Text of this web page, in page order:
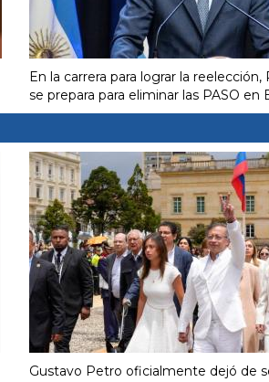
En la carrera para lograr la
se prepara para eliminar las PASO en
Gustavo Petro oficialmente dejó de